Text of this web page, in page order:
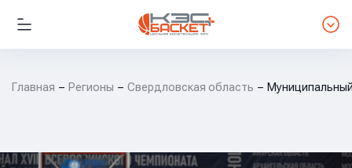
Главная Регионы Свердловская область